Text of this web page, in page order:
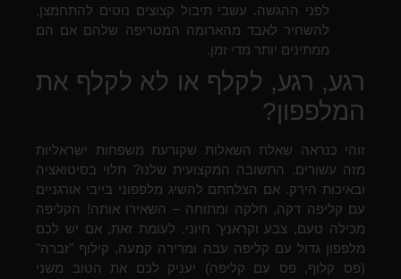
לפני ההגשה. עשבי תיבול קצוצים נוטים להתחמצן,
להשחיר לאבד מהארומה המטריפה שלהם אם הם
ממתינים יותר מדי זמן.
רגע, רגע, לקלף או לא לקלף את
המלפפון?
זוהי כנראה שאלת השאלות שקורעת משפחות ישראליות
מזה עשורים. התשובה המקצועית שלנו? תלוי בסיטואציה
ובאיכות הירק. אם הצלחתם להשיג מלפפוני בייבי אורגניים
עם קליפה דקה, חלקה ומתוחה – השאירו אותה! הקליפה
מכילה טעם, צבע וקראנץ' חיוני. לעומת זאת, אם יש לכם
מלפפון גדול עם קליפה עבה ומרירה קמעה, קילוף "זברה"
(פס קלוף, פס עם קליפה) יעניק לכם את הטוב משני